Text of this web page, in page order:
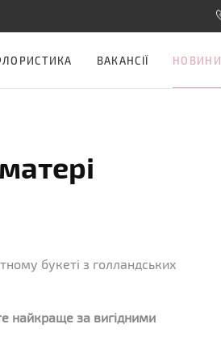
ВАКАНСІЇ НОВИНИ
букеті з голландських
найкраще за вигідними